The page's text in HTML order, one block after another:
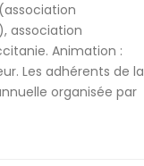
association
Animation :
Les adhérents de la
organisée par